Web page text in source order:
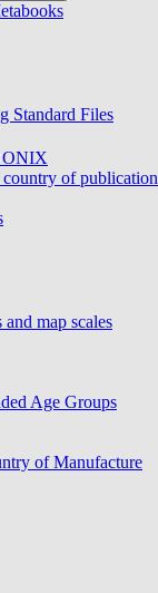
Standard Files
ONIX
of publication
map scales
Age Groups
of Manufacture